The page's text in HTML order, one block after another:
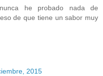
he probado nada de
de que tiene un sabor muy
2015